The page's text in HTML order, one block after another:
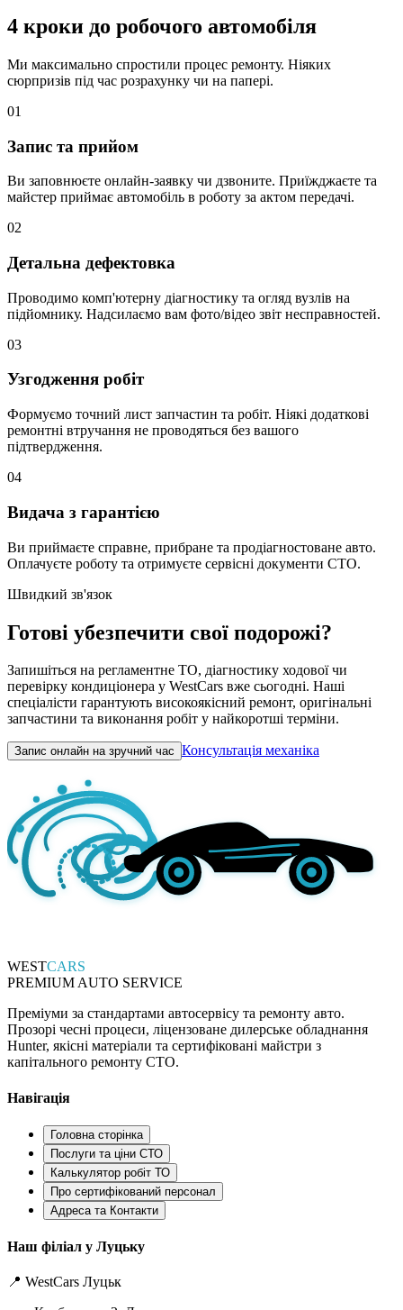
4 кроки до робочого автомобіля
Ми максимально спростили процес ремонту. Ніяких
сюрпризів під час розрахунку чи на папері.
01
Запис та прийом
Ви заповнюєте онлайн-заявку чи дзвоните. Приїжджаєте та
майстер приймає автомобіль в роботу за актом передачі.
02
Детальна дефектовка
Проводимо комп'ютерну діагностику та огляд вузлів на
підйомнику. Надсилаємо вам фото/відео звіт несправностей.
03
Узгодження робіт
Формуємо точний лист запчастин та робіт. Ніякі додаткові
ремонтні втручання не проводяться без вашого
підтвердження.
04
Видача з гарантією
Ви приймаєте справне, прибране та продіагностоване авто.
Оплачуєте роботу та отримуєте сервісні документи СТО.
Швидкий зв'язок
Готові убезпечити свої подорожі?
Запишіться на регламентне ТО, діагностику ходової чи
перевірку кондиціонера у WestCars вже сьогодні. Наші
спеціалісти гарантують високоякісний ремонт, оригінальні
запчастини та виконання робіт у найкоротші терміни.
Запис онлайн на зручний час Консультація механіка
WESTCARS
PREMIUM AUTO SERVICE
Преміуми за стандартами автосервісу та ремонту авто.
Прозорі чесні процеси, ліцензоване дилерське обладнання
Hunter, якісні матеріали та сертифіковані майстри з
капітального ремонту СТО.
Навігація
Головна сторінка
Послуги та ціни СТО
Калькулятор робіт ТО
Про сертифікований персонал
Адреса та Контакти
Наш філіал у Луцьку
📍 WestCars Луцьк